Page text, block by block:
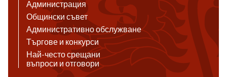
Администрация
Общински съвет
Административно обслужване
Търгове и конкурси
Най-често срещани
въпроси и отговори